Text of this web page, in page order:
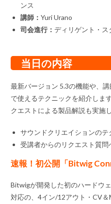
ンス
講師：Yuri Urano
司会進行：ディリゲント・ス
当日の内容
最新バージョン 5.3の機能や、
で使えるテクニックを紹介しま
クエストによる製品解説も実施し
サウンドクリエイションのテ
受講者からのリクエスト質問
速報！初公開「Bitwig
Bitwigが開発した初のハードウ
対応の、4イン/12アウト・CV